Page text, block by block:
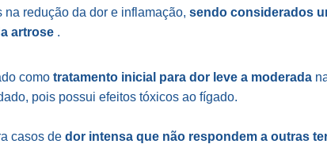
na redução da dor e inflamação, sendo considerados
artrose .​
como tratamento inicial para dor leve a moderada
pois possui efeitos tóxicos ao fígado.
casos de dor intensa que não respondem a outras